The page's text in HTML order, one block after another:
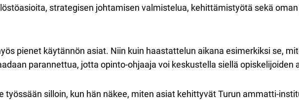
strategisen johtamisen valmistelua, kehittämistyötä sekä
pienet käytännön asiat. Niin kuin haastattelun aikana esimerkiksi se,
parannettua, jotta opinto-ohjaaja voi keskustella siellä opiskelijoiden
työssään silloin, kun hän näkee, miten asiat kehittyvät Turun ammatti-